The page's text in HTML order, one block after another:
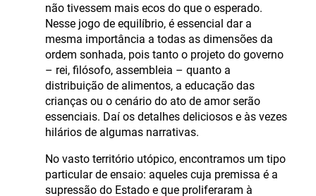
não tivessem mais ecos do que o esperado.
Nesse jogo de equilíbrio, é essencial dar a
mesma importância a todas as dimensões da
ordem sonhada, pois tanto o projeto do governo
– rei, filósofo, assembleia – quanto a
distribuição de alimentos, a educação das
crianças ou o cenário do ato de amor serão
essenciais. Daí os detalhes deliciosos e às vezes
hilários de algumas narrativas.
No vasto território utópico, encontramos um tipo
particular de ensaio: aqueles cuja premissa é a
supressão do Estado e que proliferaram à